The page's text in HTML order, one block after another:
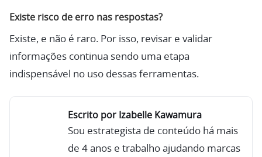
Existe risco de erro nas respostas?
Existe, e não é raro. Por isso, revisar e validar
informações continua sendo uma etapa
indispensável no uso dessas ferramentas.
Escrito por Izabelle Kawamura
Sou estrategista de conteúdo há mais
de 4 anos e trabalho ajudando marcas